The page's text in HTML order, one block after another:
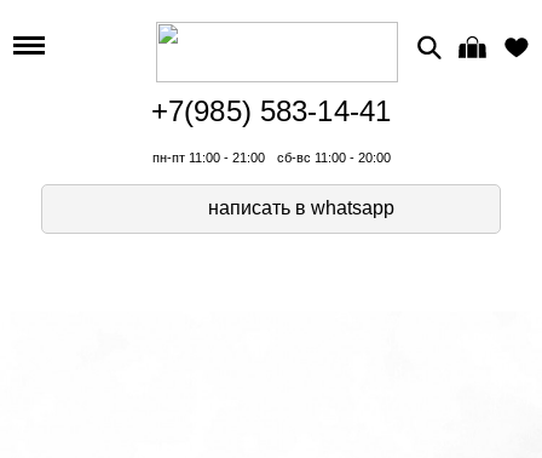
+7(985) 583-14-41
пн-пт 11:00 - 21:00 сб-вс 11:00 - 20:00
написать в whatsapp